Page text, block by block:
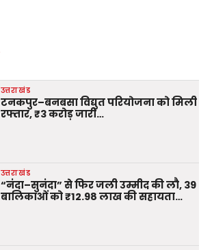
उत्तराखंड
टनकपुर–बनबसा विद्युत परियोजना को मिली
रफ्तार, ₹3 करोड़ जारी…
उत्तराखंड
“नंदा–सुनंदा” से फिर जली उम्मीद की लौ, 39
बालिकाओं को ₹12.98 लाख की सहायता…